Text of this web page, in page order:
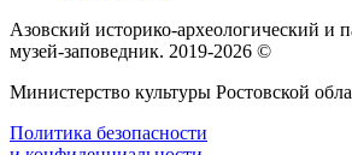
Азовский историко‑археологический и
музей‑заповедник. 2019-2026 ©
Министерство культуры Ростовской
Политика безопасности